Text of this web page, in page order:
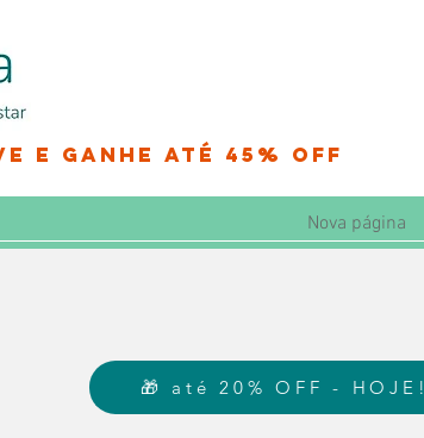
e Ganhe até 45% OFF
Nova página
🎁 até 20% OFF - HOJE!